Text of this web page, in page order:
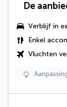
De
Verblijf in
Enkel
Vluchten